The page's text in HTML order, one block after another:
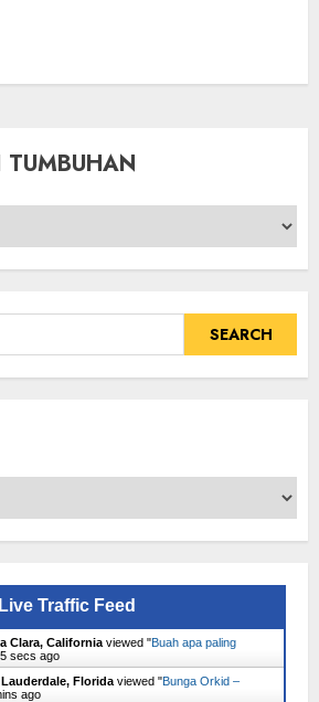
TUMBUHAN
Live Traffic Feed
Clara, California viewed "Buah apa paling
secs ago
Florida viewed "Bunga Orkid –
ago